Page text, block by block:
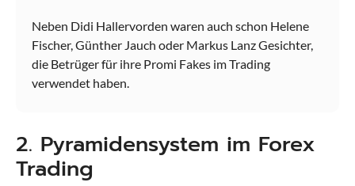
Neben Didi Hallervorden waren auch schon Helene
Fischer, Günther Jauch oder Markus Lanz Gesichter,
die Betrüger für ihre Promi Fakes im Trading
verwendet haben.
2. Pyramidensystem im Forex
Trading